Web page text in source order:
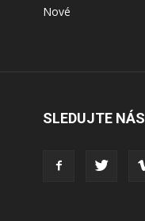
Nové
SLEDUJTE NÁS